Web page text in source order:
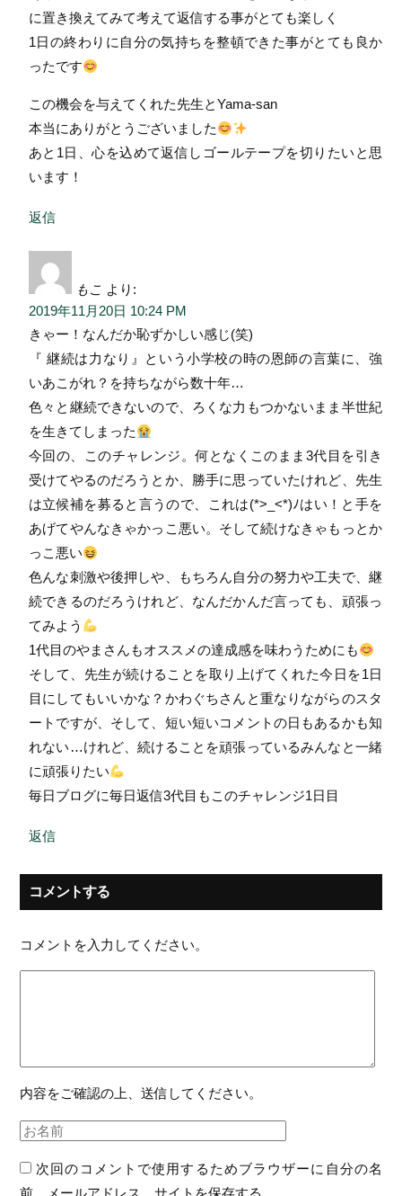
に置き換えてみて考えて返信する事がとても楽しく
1日の終わりに自分の気持ちを整頓できた事がとても良か
ったです
この機会を与えてくれた先生とYama-san
本当にありがとうございました
あと1日、心を込めて返信しゴールテープを切りたいと思
います！
返信
もこ より:
2019年11月20日 10:24 PM
きゃー！なんだか恥ずかしい感じ(笑)
『 継続は力なり』という小学校の時の恩師の言葉に、強
いあこがれ？を持ちながら数十年…
色々と継続できないので、ろくな力もつかないまま半世紀
を生きてしまった
今回の、このチャレンジ。何となくこのまま3代目を引き
受けてやるのだろうとか、勝手に思っていたけれど、先生
は立候補を募ると言うので、これは(*>_<*)ﾉはい！と手を
あげてやんなきゃかっこ悪い。そして続けなきゃもっとか
っこ悪い
色んな刺激や後押しや、もちろん自分の努力や工夫で、継
続できるのだろうけれど、なんだかんだ言っても、頑張っ
てみよう
1代目のやまさんもオススメの達成感を味わうためにも
そして、先生が続けることを取り上げてくれた今日を1日
目にしてもいいかな？かわぐちさんと重なりながらのスタ
ートですが、そして、短い短いコメントの日もあるかも知
れない…けれど、続けることを頑張っているみんなと一緒
に頑張りたい
毎日ブログに毎日返信3代目もこのチャレンジ1日目
返信
コメントする
コメントを入力してください。
内容をご確認の上、送信してください。
次回のコメントで使用するためブラウザーに自分の名
前、メールアドレス、サイトを保存する。